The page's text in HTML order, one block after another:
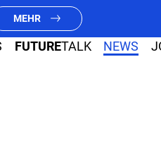
FUTURETALK NEWS
MEHR